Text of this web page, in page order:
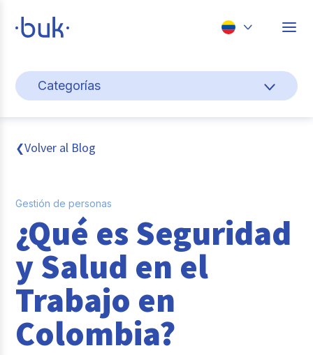
Perú
Categorías
Cultura y bienestar laboral
Gestión de personas
Pago de nómina
Buk
Transformación digital
Tendencias y Data
Reclutamiento y Selección
❮Volver al Blog
Gestión de personas
¿Qué es Seguridad
y Salud en el
Trabajo en
Colombia?